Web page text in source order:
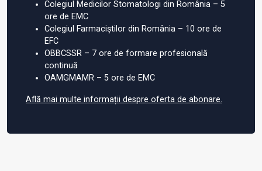
Colegiul Medicilor Stomatologi din România – 5
ore de EMC
Colegiul Farmaciștilor din România – 10 ore de
EFC
OBBCSSR – 7 ore de formare profesională
continuă
OAMGMAMR – 5 ore de EMC
Află mai multe informații despre oferta de abonare.